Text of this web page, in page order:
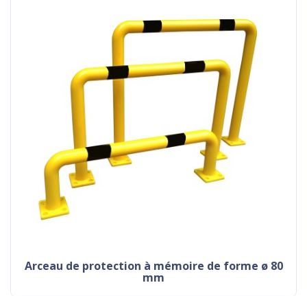
arceau de protection à mémoire de forme ø 80
mm